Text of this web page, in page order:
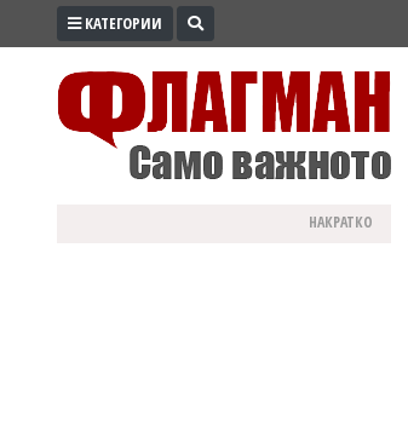
ПРОМО
КАТЕГОРИИ
НАКРАТКО